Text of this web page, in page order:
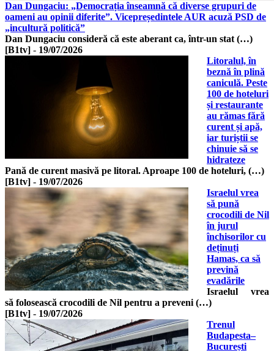
Dan Dungaciu: „Democrația înseamnă că diverse grupuri de
oameni au opinii diferite”. Vicepreședintele AUR acuză PSD de
„incultură politică”
Dan Dungaciu consideră că este aberant ca, într-un stat (…)
[B1tv] - 19/07/2026
Litoralul, în
beznă în plină
caniculă. Peste
100 de hoteluri
și restaurante
au rămas fără
curent și apă,
iar turiștii se
chinuie să se
hidrateze
Pană de curent masivă pe litoral. Aproape 100 de hoteluri, (…)
[B1tv] - 19/07/2026
Israelul vrea
să pună
crocodili de Nil
în jurul
închisorilor cu
deținuți
Hamas, ca să
prevină
evadările
Israelul vrea
să folosească crocodili de Nil pentru a preveni (…)
[B1tv] - 19/07/2026
Trenul
Budapesta–
București